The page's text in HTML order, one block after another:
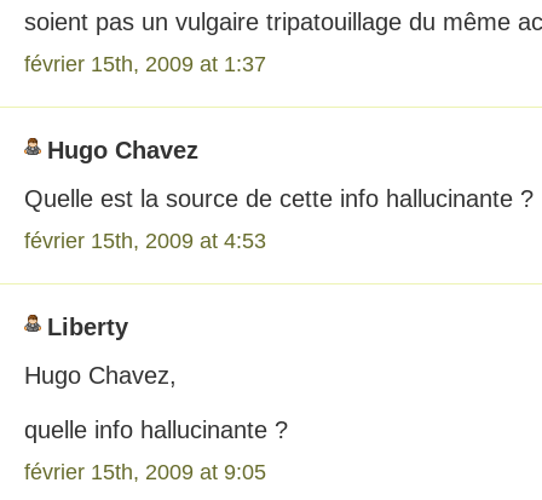
soient pas un vulgaire tripatouillage du même
février 15th, 2009 at 1:37
Hugo Chavez
Quelle est la source de cette info hallucinante ?
février 15th, 2009 at 4:53
Liberty
Hugo Chavez,
quelle info hallucinante ?
février 15th, 2009 at 9:05